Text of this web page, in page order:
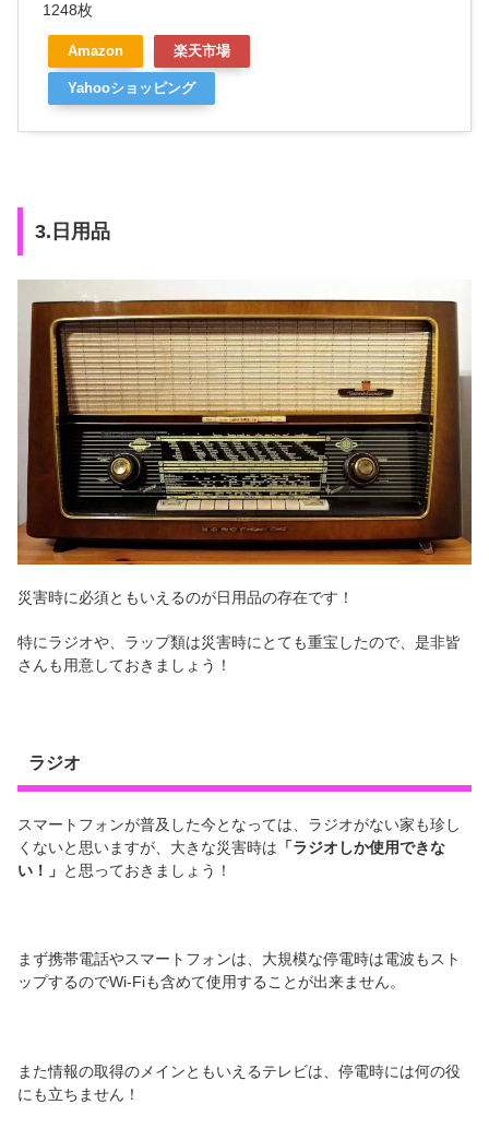
1248枚
Amazon 楽天市場
Yahooショッピング
3.日用品
災害時に必須ともいえるのが日用品の存在です！
特にラジオや、ラップ類は災害時にとても重宝したので、是非皆
さんも用意しておきましょう！
ラジオ
スマートフォンが普及した今となっては、ラジオがない家も珍し
くないと思いますが、大きな災害時は 「ラジオしか使用できな
い！」 と思っておきましょう！
まず携帯電話やスマートフォンは、大規模な停電時は電波もスト
ップするのでWi-Fiも含めて使用することが出来ません。
また情報の取得のメインともいえるテレビは、停電時には何の役
にも立ちません！